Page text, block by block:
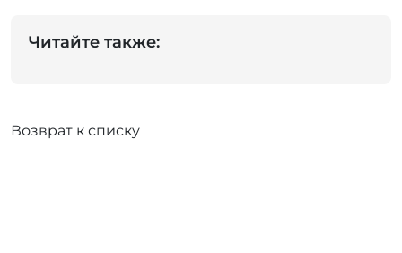
Читайте также:
Возврат к списку